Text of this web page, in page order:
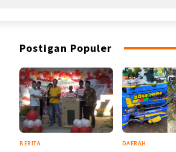
Postigan Populer
BERITA DAERAH